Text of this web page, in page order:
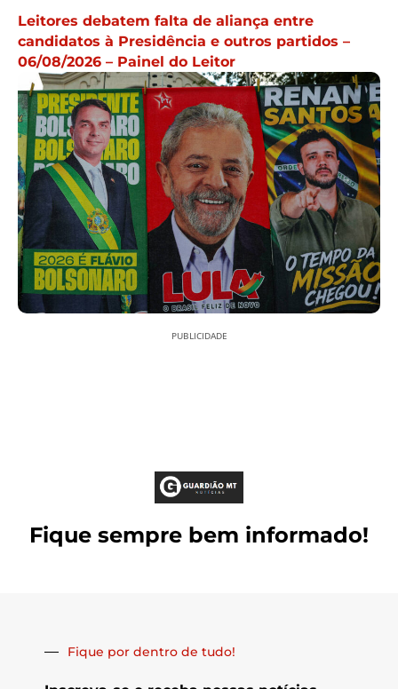
Leitores debatem falta de aliança entre
candidatos à Presidência e outros partidos –
06/08/2026 – Painel do Leitor
PUBLICIDADE
Fique sempre bem informado!
Fique por dentro de tudo!